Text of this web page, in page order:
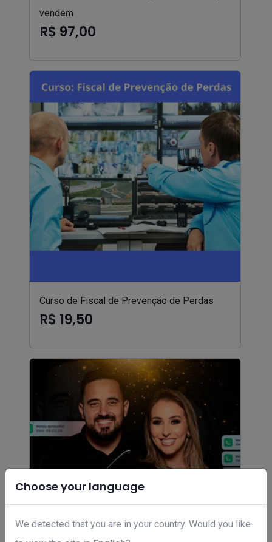
Choose your language
We detected that you are in your country. Would you like
vendem
R$ 97,00
Curso de Fiscal de Prevenção de Perdas
R$ 19,50